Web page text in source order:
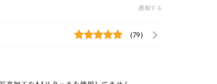
通報する
(79)